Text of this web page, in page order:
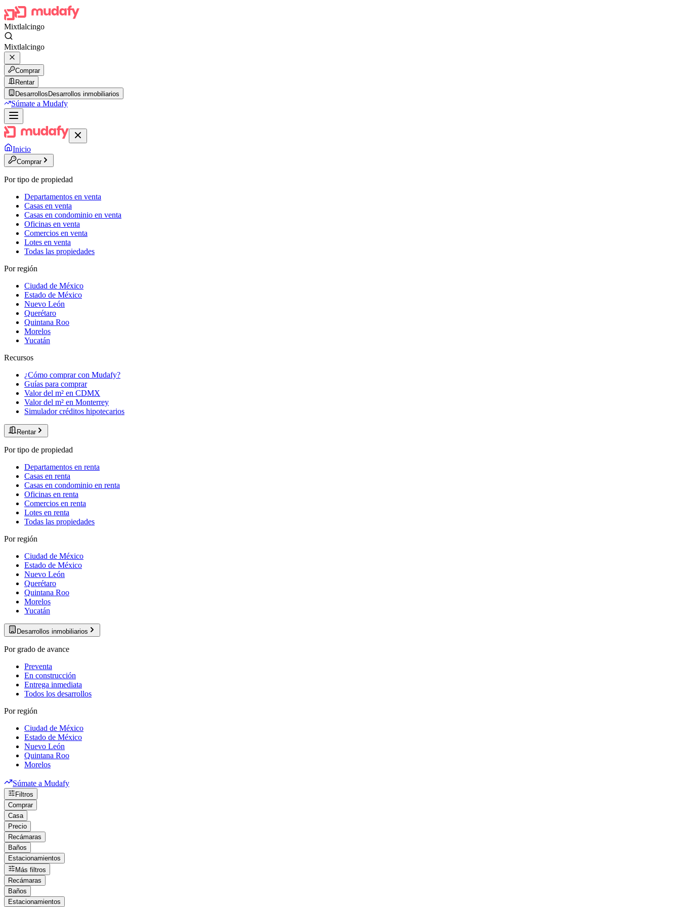
Mixtlalcingo
Mixtlalcingo
Comprar
Rentar
Desarrollos Desarrollos inmobiliarios
Súmate a Mudafy
Inicio
Comprar
Por tipo de propiedad
Departamentos en venta
Casas en venta
Casas en condominio en venta
Oficinas en venta
Comercios en venta
Lotes en venta
Todas las propiedades
Por región
Ciudad de México
Estado de México
Nuevo León
Querétaro
Quintana Roo
Morelos
Yucatán
Recursos
¿Cómo comprar con Mudafy?
Guías para comprar
Valor del m² en CDMX
Valor del m² en Monterrey
Simulador créditos hipotecarios
Rentar
Por tipo de propiedad
Departamentos en renta
Casas en renta
Casas en condominio en renta
Oficinas en renta
Comercios en renta
Lotes en renta
Todas las propiedades
Por región
Ciudad de México
Estado de México
Nuevo León
Querétaro
Quintana Roo
Morelos
Yucatán
Desarrollos inmobiliarios
Por grado de avance
Preventa
En construcción
Entrega inmediata
Todos los desarrollos
Por región
Ciudad de México
Estado de México
Nuevo León
Quintana Roo
Morelos
Súmate a Mudafy
Filtros
Comprar
Casa
Precio
Recámaras
Baños
Estacionamientos
Más filtros
Recámaras
Baños
Estacionamientos